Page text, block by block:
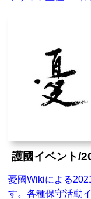
護國イベント/
憂國Wikiによる
す。各種保守活動